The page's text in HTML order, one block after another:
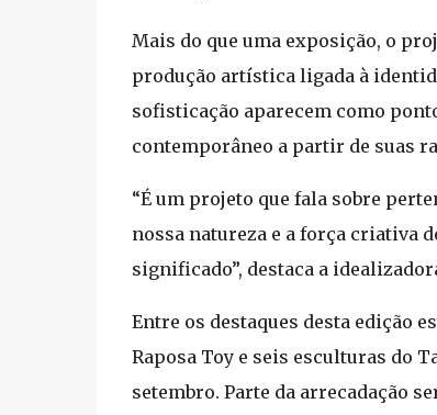
Mais do que uma exposição, o
produção artística ligada à
sofisticação aparecem como
contemporâneo a partir de suas
“É um projeto que fala sobre
nossa natureza e a força criativa
significado”, destaca a
Entre os destaques desta edição
Raposa Toy e seis esculturas do
setembro. Parte da arrecadação